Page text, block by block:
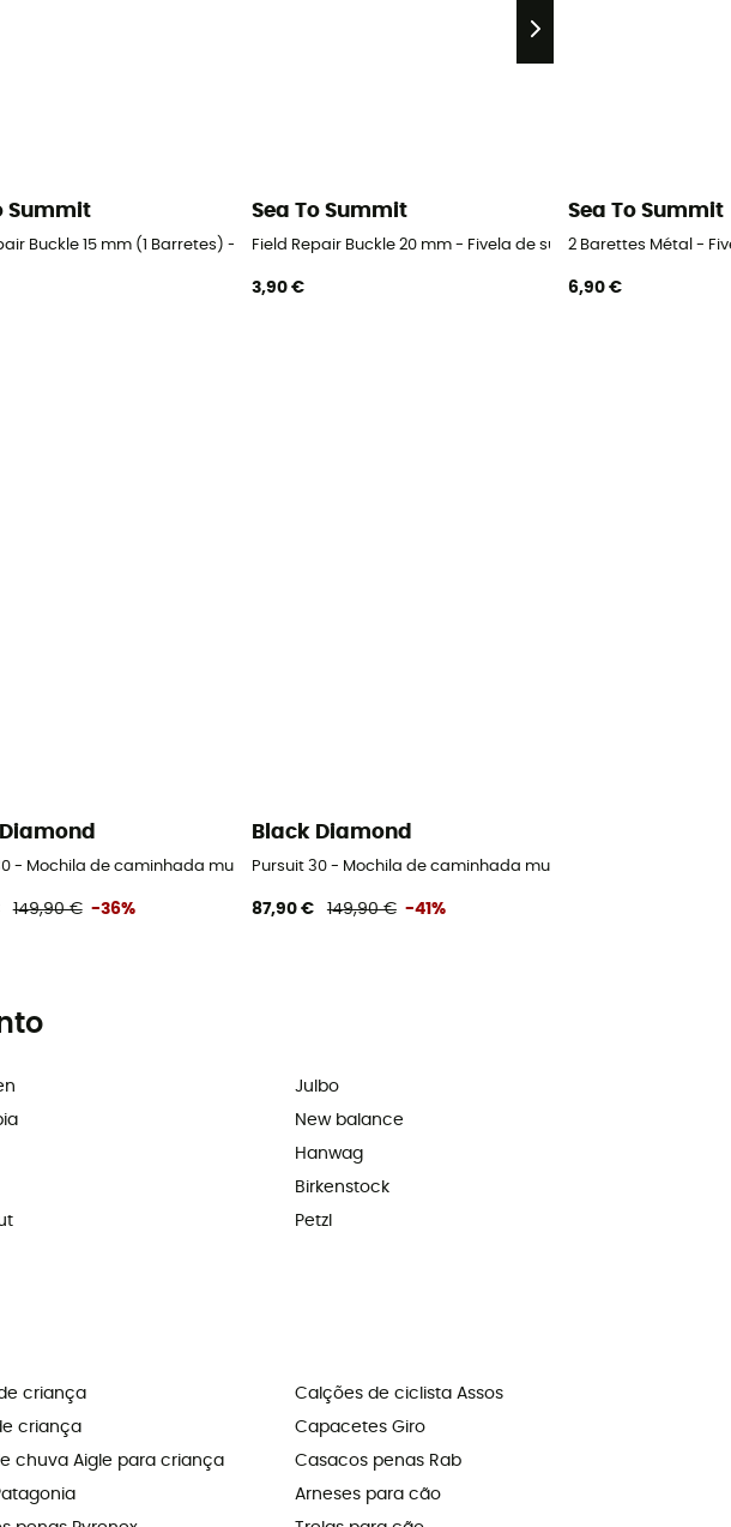
Summit
Buckle 15 mm (1 Barretes) - Fivela de substituição
Sea To Summit
Field Repair Buckle 20 mm - Fivela de substituição
3,90 €
Sea To Summit
2 Barettes Métal -
6,90 €
homme - Black - 43.5
- Mochila de caminhada mulher
149,90 € -36%
Black Diamond
Pursuit 30 - Mochila de caminhada mulher
87,90 € 149,90 € -41%
Julbo
New balance
Hanwag
Birkenstock
Petzl
criança
criança
chuva Aigle para criança
Calções de ciclista Assos
Capacetes Giro
Casacos penas Rab
Arneses para cão